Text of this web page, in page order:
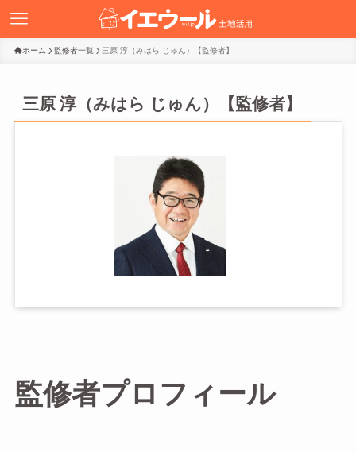
ホーム 監修者一覧 三原 淳（みはら じゅん）【監修者】
三原 淳（みはら じゅん）【監修者】
監修者プロフィール